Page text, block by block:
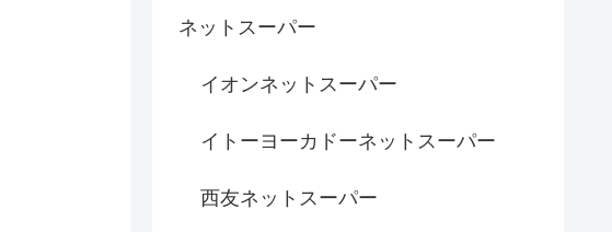
ネットスーパー
イオンネットスーパー
イトーヨーカドーネットスーパー
西友ネットスーパー